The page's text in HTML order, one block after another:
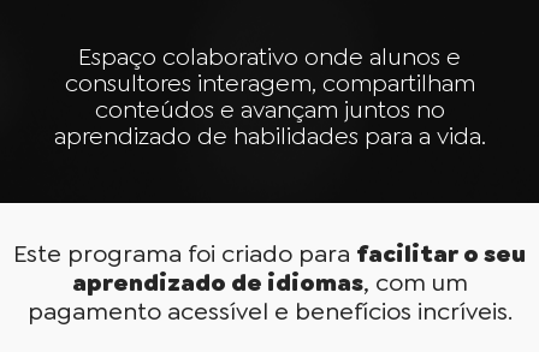
Espaço colaborativo onde alunos e
consultores interagem, compartilham
conteúdos e avançam juntos no
aprendizado de habilidades para a vida.
Este programa foi criado para facilitar o seu
aprendizado de idiomas, com um
pagamento acessível e benefícios incríveis.